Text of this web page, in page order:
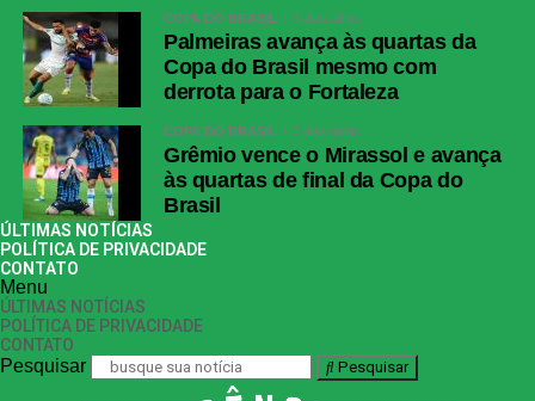
COPA DO BRASIL 3 dias atrás
Palmeiras avança às quartas da
Copa do Brasil mesmo com
derrota para o Fortaleza
COPA DO BRASIL 3 dias atrás
Grêmio vence o Mirassol e avança
às quartas de final da Copa do
Brasil
ÚLTIMAS NOTÍCIAS
POLÍTICA DE PRIVACIDADE
CONTATO
Menu
ÚLTIMAS NOTÍCIAS
POLÍTICA DE PRIVACIDADE
CONTATO
Pesquisar Pesquisar